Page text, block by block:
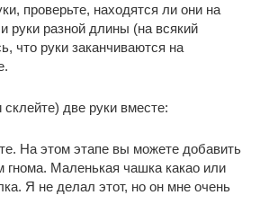
проверьте, находятся ли они на
руки разной длины (на всякий
что руки заканчиваются на
две руки вместе:
На этом этапе вы можете добавить
гнома. Маленькая чашка какао или
Я не делал этот, но он мне очень